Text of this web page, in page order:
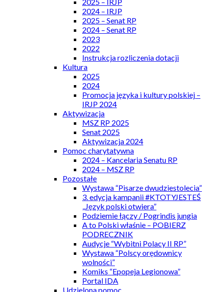
2024 – IRJP
2025 – Senat RP
2024 – Senat RP
2023
2022
Instrukcja rozliczenia dotacji
Kultura
2025
2024
Promocja języka i kultury polskiej –
IRJP 2024
Aktywizacja
MSZ RP 2025
Senat 2025
Aktywizacja 2024
Pomoc charytatywna
2024 – Kancelaria Senatu RP
2024 – MSZ RP
Pozostałe
Wystawa “Pisarze dwudziestolecia”
3. edycja kampanii #KTOTYJESTEŚ
„Język polski otwiera”
Podziemie łączy / Pogrindis jungia
A to Polski właśnie – POBIERZ
PODRECZNIK
Audycje “Wybitni Polacy II RP”
Wystawa “Polscy orędownicy
wolności”
Komiks “Epopeja Legionowa”
Portal IDA
Udzielona pomoc